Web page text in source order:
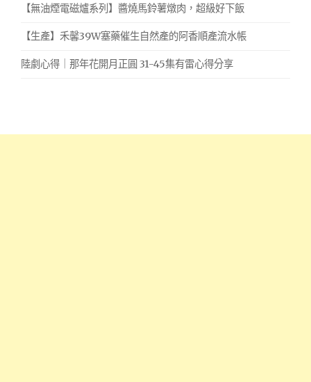
【無油煙電磁爐系列】醬燒馬鈴薯燉肉，超級好下飯
【生產】禾馨39W塞藥催生自然產的阿香順產流水帳
陸劇心得｜那年花開月正圓 31-45集有雷心得分享